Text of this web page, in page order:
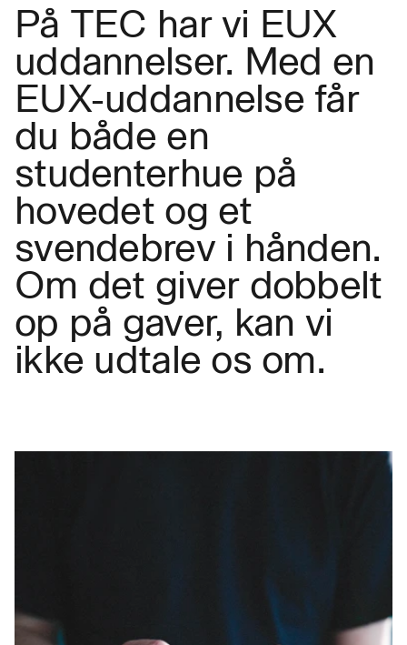
På TEC har vi EUX
uddannelser. Med en
EUX-uddannelse får
du både en
studenterhue på
hovedet og et
svendebrev i hånden.
Om det giver dobbelt
op på gaver, kan vi
ikke udtale os om.